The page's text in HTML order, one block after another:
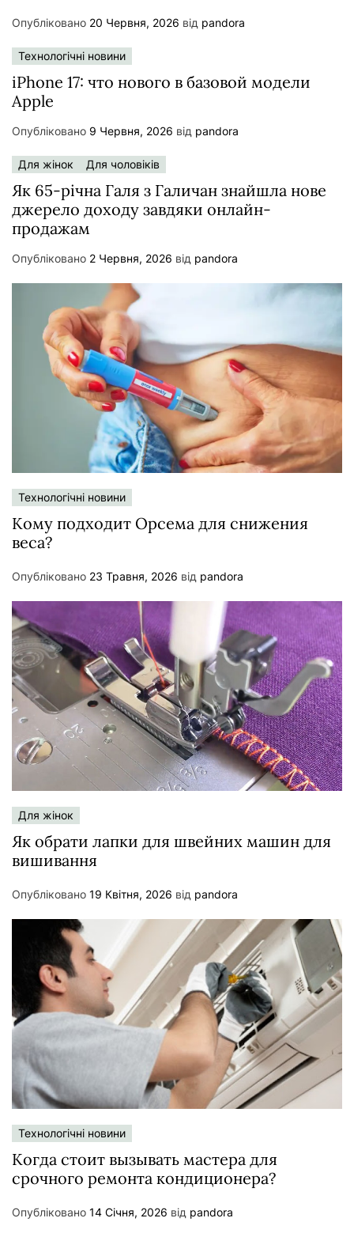
Опубліковано 20 Червня, 2026 від pandora
Технологічні новини
iPhone 17: что нового в базовой модели
Apple
Опубліковано 9 Червня, 2026 від pandora
Для жінок Для чоловіків
Як 65-річна Галя з Галичан знайшла нове
джерело доходу завдяки онлайн-
продажам
Опубліковано 2 Червня, 2026 від pandora
Технологічні новини
Кому подходит Орсема для снижения
веса?
Опубліковано 23 Травня, 2026 від pandora
Для жінок
Як обрати лапки для швейних машин для
вишивання
Опубліковано 19 Квітня, 2026 від pandora
Технологічні новини
Когда стоит вызывать мастера для
срочного ремонта кондиционера?
Опубліковано 14 Січня, 2026 від pandora